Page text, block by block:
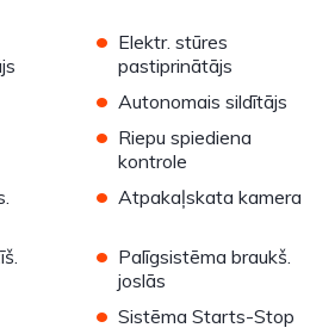
• Elektr. stūres
pastiprinātājs
• Autonomais sildītājs
• Riepu spiediena
kontrole
• Atpakaļskata kamera
• Palīgsistēma braukš.
joslās
• Sistēma Starts-Stop